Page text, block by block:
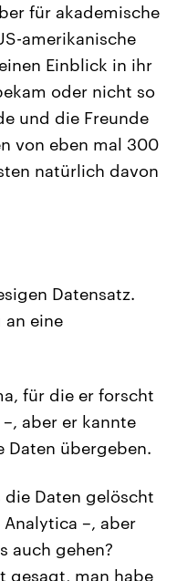
für akademische
amerikanische
Einblick in ihr
oder nicht so
und die Freunde
von eben mal 300
natürlich davon
Datensatz.
an eine
für die er forscht
aber er kannte
Daten übergeben.
Daten gelöscht
–, aber
auch gehen?
gesagt, man habe